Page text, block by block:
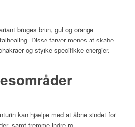
bruges brun, gul og orange
Disse farver menes at skabe
og styrke specifikke energier.
kan hjælpe med at åbne sindet for
samt fremme indre ro.